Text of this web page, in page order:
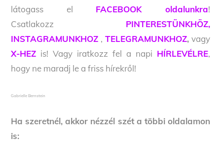
látogass el FACEBOOK oldalunkra!
Csatlakozz PINTERESTÜNKHÖZ,
INSTAGRAMUNKHOZ , TELEGRAMUNKHOZ,vagy
X-HEZ is! Vagy iratkozz fel a napi HÍRLEVÉLRE,
hogy ne maradj le a friss hírekről!
Gabrielle Bernstein
Ha szeretnél, akkor nézzél szét a többi oldalamon
is: